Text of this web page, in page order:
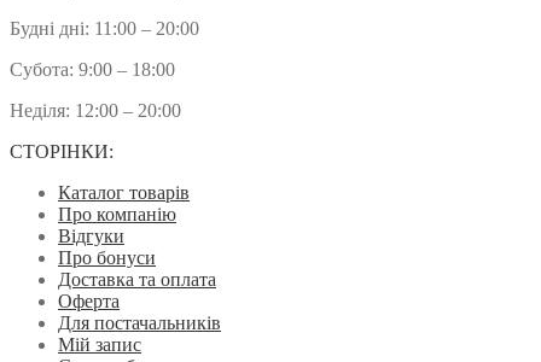
Будні дні: 11:00 – 20:00
Субота: 9:00 – 18:00
Неділя: 12:00 – 20:00
СТОРІНКИ:
Каталог товарів
Про компанію
Відгуки
Про бонуси
Доставка та оплата
Оферта
Для постачальників
Мій запис